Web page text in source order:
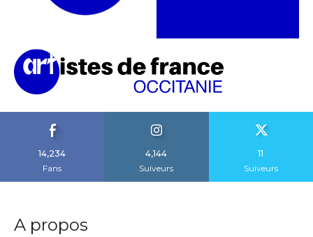
14,234
Fans
4,144
Suiveurs
11
Suiveurs
A propos